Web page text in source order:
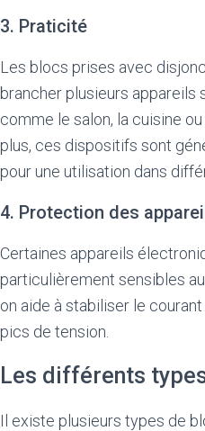
3. Praticité
Les blocs prises avec
brancher plusieurs
comme le salon, la cuisine
plus, ces dispositifs sont
pour une utilisation dans
4. Protection des
Certaines appareils
particulièrement sensibles
on aide à stabiliser le
pics de tension.
Les différents
Il existe plusieurs types de